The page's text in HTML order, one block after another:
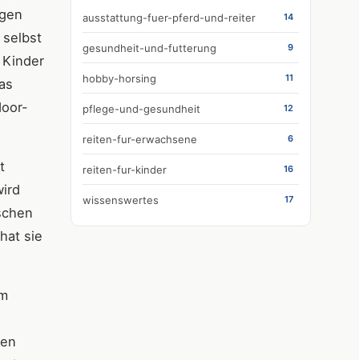
selbst
sie
ausstattung-fuer-pferd-und-reiter 14
gesundheit-und-futterung 9
hobby-horsing 11
pflege-und-gesundheit 12
reiten-fur-erwachsene 6
reiten-fur-kinder 16
wissenswertes 17